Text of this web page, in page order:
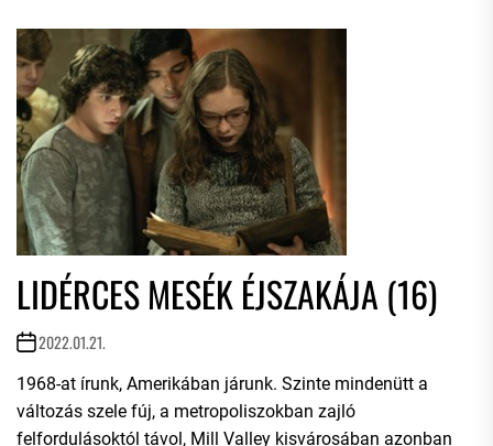
LIDÉRCES MESÉK ÉJSZAKÁJA (16)
2022.01.21.
1968-at írunk, Amerikában járunk. Szinte mindenütt a
változás szele fúj, a metropoliszokban zajló
felfordulásoktól távol, Mill Valley kisvárosában azonban